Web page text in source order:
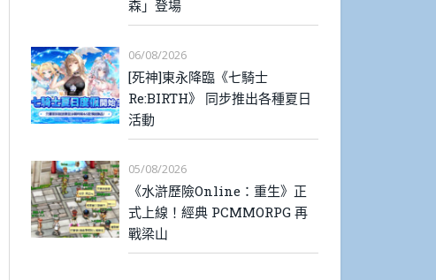
森」登場
06/08/2026
[死神]東永降臨《七騎士
Re:BIRTH》 同步推出各種夏日
活動
05/08/2026
《水滸歷險Online：重生》正
式上線！經典 PCMMORPG 再
戰梁山